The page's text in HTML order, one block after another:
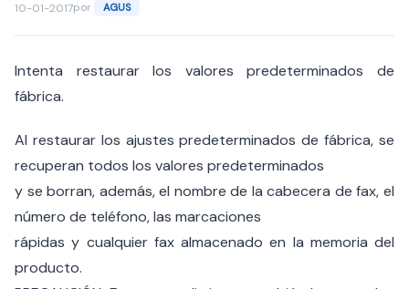
10-01-2017por AGUS
Intenta restaurar los valores predeterminados de
fábrica.
Al restaurar los ajustes predeterminados de fábrica, se
recuperan todos los valores predeterminados
y se borran, además, el nombre de la cabecera de fax, el
número de teléfono, las marcaciones
rápidas y cualquier fax almacenado en la memoria del
producto.